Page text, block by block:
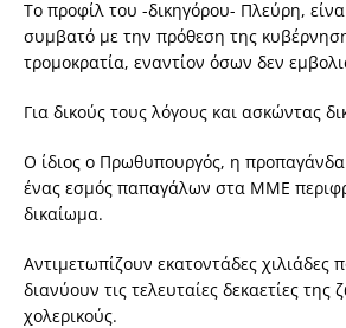
Το προφίλ του -δικηγόρου- Πλεύρη,
συμβατό με την πρόθεση της
τρομοκρατία, εναντίον όσων δεν
Για δικούς τους λόγους και ασκώντας
Ο ίδιος ο Πρωθυπουργός, η προπαγάνδα
ένας εσμός παπαγάλων στα ΜΜΕ
δικαίωμα.
Αντιμετωπίζουν εκατοντάδες χιλιάδες
διανύουν τις τελευταίες δεκαετίες της
χολερικούς.